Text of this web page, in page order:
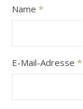
Name *
E-Mail-Adresse *